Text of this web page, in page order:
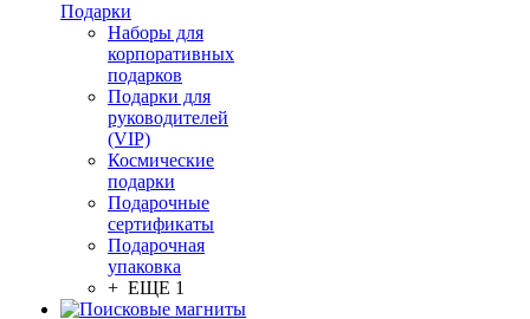
Подарки
Наборы для
корпоративных
подарков
Подарки для
руководителей
(VIP)
Космические
подарки
Подарочные
сертификаты
Подарочная
упаковка
+ ЕЩЕ 1